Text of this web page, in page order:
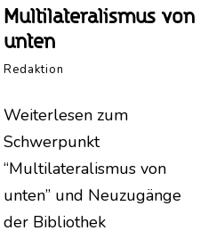
Multilateralismus von
unten
Redaktion
Weiterlesen zum
Schwerpunkt
“Multilateralismus von
unten” und Neuzugänge
der Bibliothek